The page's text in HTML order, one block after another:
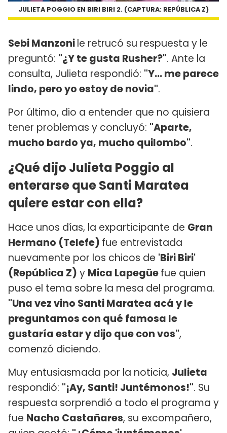
JULIETA POGGIO EN BIRI BIRI 2. (CAPTURA: REPÚBLICA Z)
Sebi Manzonile retrucó su respuesta y le
preguntó: "¿Y te gusta Rusher?". Ante la
consulta, Julieta respondió: "Y... me parece
lindo, pero yo estoy de novia".
Por último, dio a entender que no quisiera
tener problemas y concluyó: "Aparte,
mucho bardo ya, mucho quilombo".
¿Qué dijo Julieta Poggio al
enterarse que Santi Maratea
quiere estar con ella?
Hace unos días, la exparticipante de Gran
Hermano (Telefe) fue entrevistada
nuevamente por los chicos de 'Biri Biri'
(República Z) y Mica Lapegüefue quien
puso el tema sobre la mesa del programa.
"Una vez vino Santi Maratea acá y le
preguntamos con qué famosa le
gustaría estar y dijo que con vos",
comenzó diciendo.
Muy entusiasmada por la noticia, Julieta
respondió: "¡Ay, Santi! Juntémonos!". Su
respuesta sorprendió a todo el programa y
fue Nacho Castañares, su excompañero,